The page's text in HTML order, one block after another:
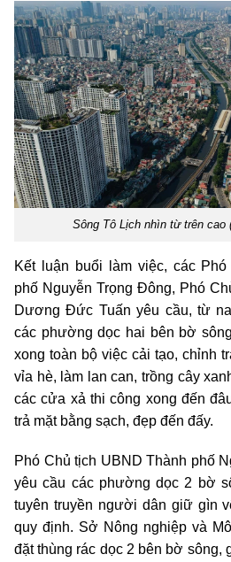
Sông Tô Lịch nhìn từ trên cao
Kết luận buổi làm việc, các
phố Nguyễn Trọng Đông, Phó
Dương Đức Tuấn yêu cầu, từ
các phường dọc hai bên bờ
xong toàn bộ việc cải tạo, chỉnh
vỉa hè, làm lan can, trồng cây
các cửa xả thi công xong đến
trả mặt bằng sạch, đẹp đến đấy.
Phó Chủ tịch UBND Thành phố
yêu cầu các phường dọc 2 bờ
tuyên truyền người dân giữ gìn
quy định. Sở Nông nghiệp và
đặt thùng rác dọc 2 bên bờ sông,